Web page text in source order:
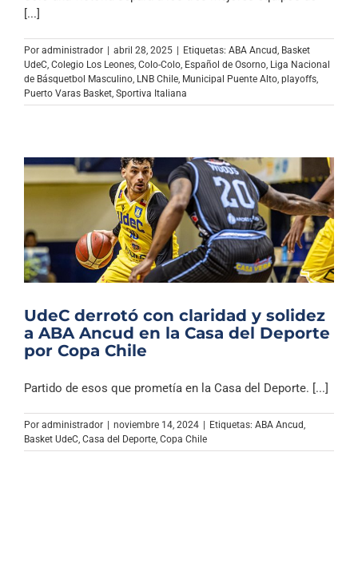
[...]
Por administrador | abril 28, 2025 | Etiquetas: ABA Ancud Basket
UdeC Colegio Los Leones Colo-Colo Español de Osorno Liga Nacional
de Básquetbol Masculino LNB Chile Municipal Puente Alto playoffs
Puerto Varas Basket Sportiva Italiana
UdeC derrotó con claridad y solidez
a ABA Ancud en la Casa del Deporte
por Copa Chile
Partido de esos que prometía en la Casa del Deporte. [...]
Por administrador noviembre 14, 2024 Etiquetas: ABA Ancud,
Basket UdeC, Casa del Deporte, Copa Chile